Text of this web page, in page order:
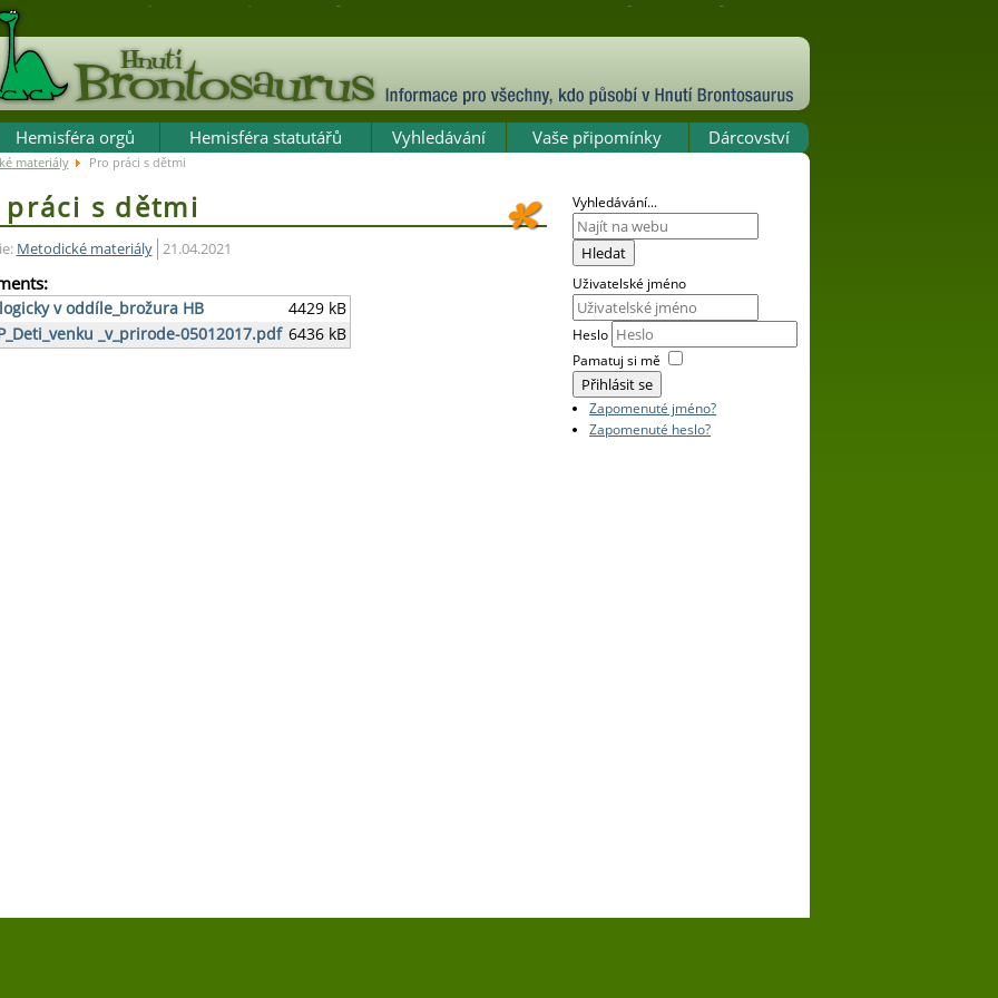
Hemisféra orgů Hemisféra statutářů Vyhledávání Vaše připomínky Dárcovství
materiály Pro práci s dětmi
práci s dětmi
Metodické materiály 21.04.2021
v oddíle_brožura HB
4429 kB
_v_prirode-05012017.pdf 6436 kB
Vyhledávání...
Hledat
Uživatelské jméno
Heslo
Pamatuj si mě
Přihlásit se
Zapomenuté jméno?
Zapomenuté heslo?